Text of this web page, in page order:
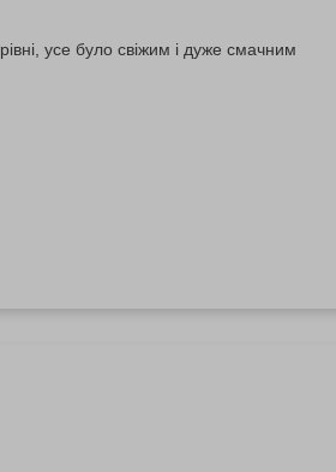
усе було свіжим і дуже смачним